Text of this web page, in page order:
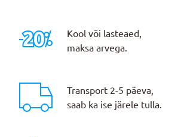
Kool või lasteaed,
maksa arvega.
Transport 2-5 päeva,
saab ka ise järele tulla.